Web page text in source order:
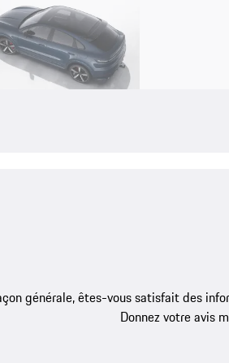
générale, êtes-vous satisfait des
Donnez votre avis